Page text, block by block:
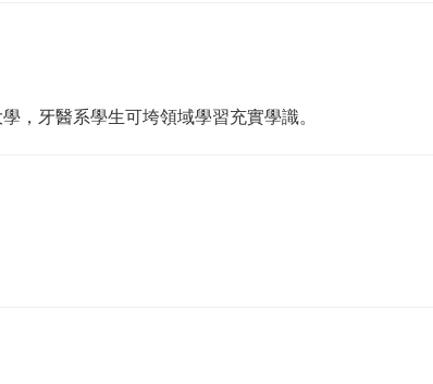
，牙醫系學生可垮領域學習充實學識。